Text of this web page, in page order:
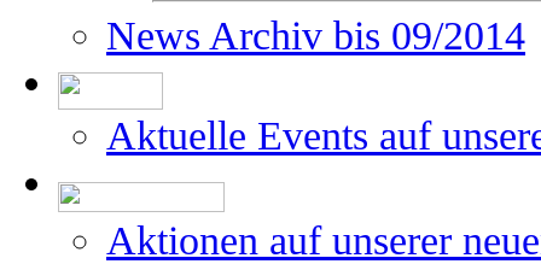
News Archiv bis 09/2014
Aktuelle Events auf
Aktionen auf unserer